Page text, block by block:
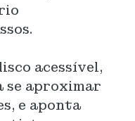
acessível,
se aproximar
e aponta